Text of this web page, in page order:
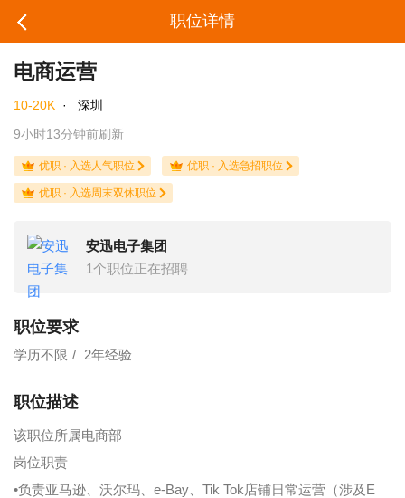
职位详情
电商运营
10-20K ·
深圳
9小时13分钟前刷新
优职 · 入选人气职位 优职 · 入选急招职位
优职 · 入选周末双休职位
安迅电子集团
1个职位正在招聘
职位要求
学历不限 2年经验
职位描述
该职位所属电商部
岗位职责
•负责亚马逊、沃尔玛、e-Bay、Tik Tok店铺日常运营（涉及E